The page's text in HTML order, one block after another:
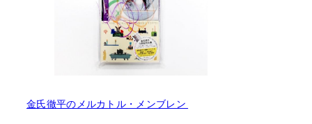
金氏徹平のメルカトル・メンブレン